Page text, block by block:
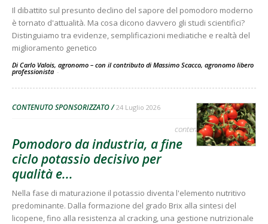
Il dibattito sul presunto declino del sapore del pomodoro moderno
è tornato d'attualità. Ma cosa dicono davvero gli studi scientifici?
Distinguiamo tra evidenze, semplificazioni mediatiche e realtà del
miglioramento genetico
Di Carlo Valois, agronomo – con il contributo di Massimo Scacco, agronomo libero
professionista -
CONTENUTO SPONSORIZZATO 24 Luglio 2026
contenuto sponsorizzato
Pomodoro da industria, a fine
ciclo potassio decisivo per
qualità e...
Nella fase di maturazione il potassio diventa l'elemento nutritivo
predominante. Dalla formazione del grado Brix alla sintesi del
licopene, fino alla resistenza al cracking, una gestione nutrizionale